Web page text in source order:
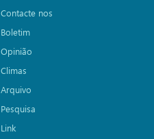
Contacte nos
Boletim
Opinião
Climas
Arquivo
Pesquisa
Link